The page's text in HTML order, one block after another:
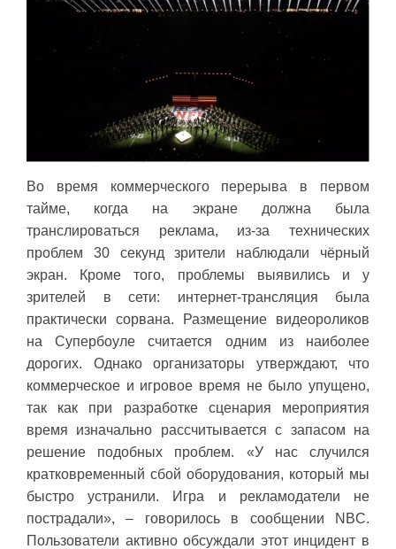
Во время коммерческого перерыва в первом
тайме, когда на экране должна была
транслироваться реклама, из-за технических
проблем 30 секунд зрители наблюдали чёрный
экран. Кроме того, проблемы выявились и у
зрителей в сети: интернет-трансляция была
практически сорвана. Размещение видеороликов
на Супербоуле считается одним из наиболее
дорогих. Однако организаторы утверждают, что
коммерческое и игровое время не было упущено,
так как при разработке сценария мероприятия
время изначально рассчитывается с запасом на
решение подобных проблем. «У нас случился
кратковременный сбой оборудования, который мы
быстро устранили. Игра и рекламодатели не
пострадали», – говорилось в сообщении NBC.
Пользователи активно обсуждали этот инцидент в